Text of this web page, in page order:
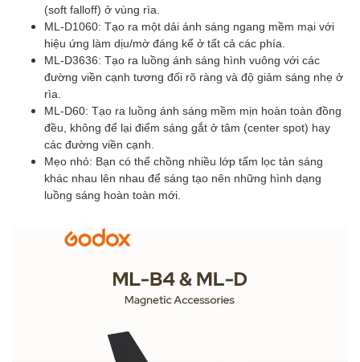
(soft falloff) ở vùng rìa.
ML-D1060: Tạo ra một dải ánh sáng ngang mềm mại với
hiệu ứng làm dịu/mờ đáng kể ở tất cả các phía.
ML-D3636: Tạo ra luồng ánh sáng hình vuông với các
đường viền cạnh tương đối rõ ràng và độ giảm sáng nhẹ ở
rìa.
ML-D60: Tạo ra luồng ánh sáng mềm mịn hoàn toàn đồng
đều, không để lại điểm sáng gắt ở tâm (center spot) hay
các đường viền cạnh.
Mẹo nhỏ: Bạn có thể chồng nhiều lớp tấm lọc tản sáng
khác nhau lên nhau để sáng tạo nên những hình dạng
luồng sáng hoàn toàn mới.